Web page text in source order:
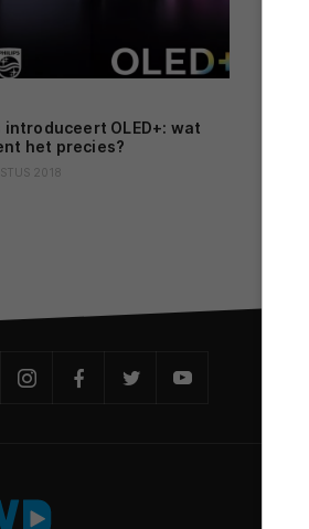
introduceert OLED+: wat
het precies?
2018